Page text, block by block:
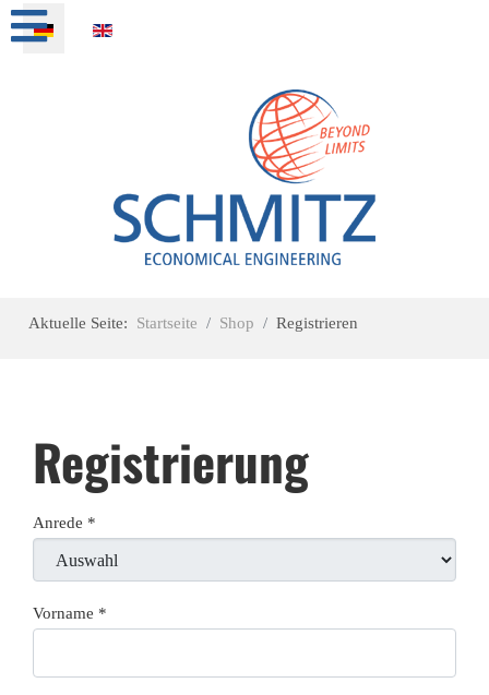
Sprache auswählen
Aktuelle Seite: Startseite Shop Registrieren
Registrierung
Anrede *
Vorname *